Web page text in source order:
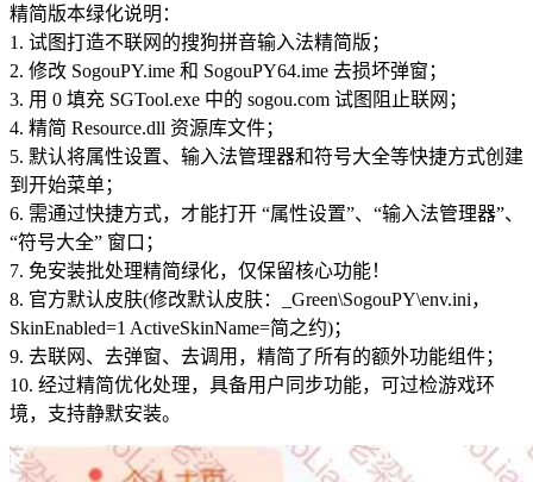
精简版本绿化说明：
1. 试图打造不联网的搜狗拼音输入法精简版；
2. 修改 SogouPY.ime 和 SogouPY64.ime 去损坏弹窗；
3. 用 0 填充 SGTool.exe 中的 sogou.com 试图阻止联网；
4. 精简 Resource.dll 资源库文件；
5. 默认将属性设置、输入法管理器和符号大全等快捷方式创建
到开始菜单；
6. 需通过快捷方式，才能打开 “属性设置”、“输入法管理器”、
“符号大全” 窗口；
7. 免安装批处理精简绿化，仅保留核心功能！
8. 官方默认皮肤(修改默认皮肤：_Green\SogouPY\env.ini，
SkinEnabled=1 ActiveSkinName=简之约)；
9. 去联网、去弹窗、去调用，精简了所有的额外功能组件；
10. 经过精简优化处理，具备用户同步功能，可过检游戏环
境，支持静默安装。